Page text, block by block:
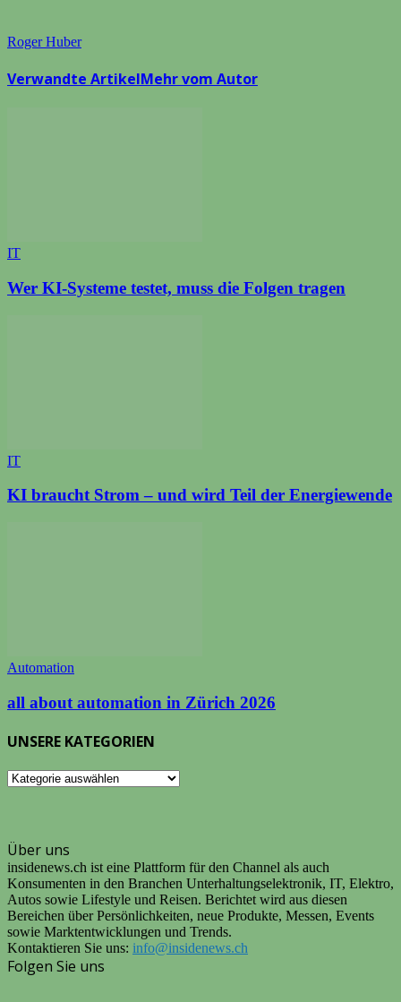
Roger Huber
Verwandte ArtikelMehr vom Autor
IT
Wer KI-Systeme testet, muss die Folgen tragen
IT
KI braucht Strom – und wird Teil der Energiewende
Automation
all about automation in Zürich 2026
UNSERE KATEGORIEN
UNSERE
Über uns
insidenews.ch ist eine Plattform für den Channel als auch
Konsumenten in den Branchen Unterhaltungselektronik, IT, Elektro,
Autos sowie Lifestyle und Reisen. Berichtet wird aus diesen
Bereichen über Persönlichkeiten, neue Produkte, Messen, Events
sowie Marktentwicklungen und Trends.
Kontaktieren Sie uns: info@insidenews.ch
Folgen Sie uns